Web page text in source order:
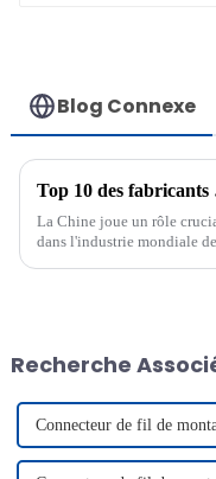
Blog Connexe
Top 10
La Chine joue un rôle
dans l'industrie mondiale
monde entier. Parmi ces
Recherche
Connecteur de fil de